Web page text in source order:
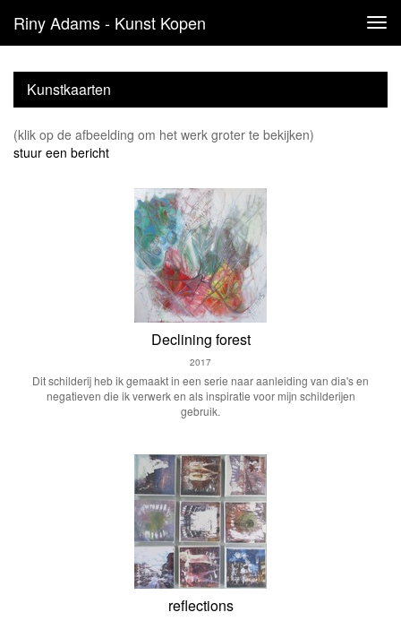
Riny Adams - Kunst Kopen
Kunstkaarten
(klik op de afbeelding om het werk groter te bekijken)
stuur een bericht
Declining forest
2017
Dit schilderij heb ik gemaakt in een serie naar aanleiding van dia's en
negatieven die ik verwerk en als inspiratie voor mijn schilderijen
gebruik.
reflections